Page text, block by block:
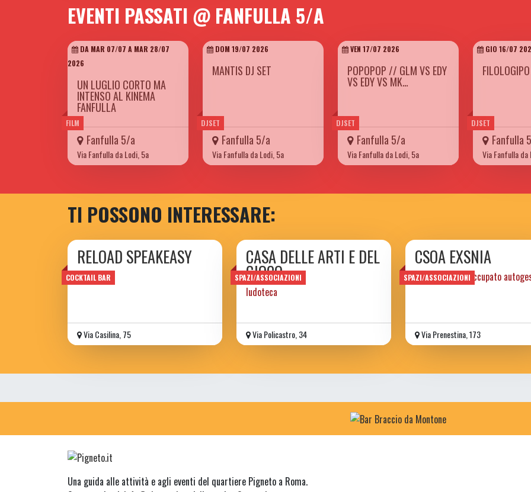
EVENTI PASSATI @ FANFULLA 5/A
FILM
DA MAR 07/07 A MAR 28/07
2026
UN LUGLIO CORTO MA
INTENSO AL KINEMA
FANFULLA
Fanfulla 5/a
Via Fanfulla da Lodi, 5a
DJSET
DOM 19/07 2026
MANTIS DJ SET
Fanfulla 5/a
Via Fanfulla da Lodi, 5a
DJSET
VEN 17/07 2026
POPOPOP // GLM VS EDY
VS EDY VS MK…
Fanfulla 5/a
Via Fanfulla da Lodi, 5a
DJSET
GIO 16/07
Fanfulla
Via Fanfulla da
TI POSSONO INTERESSARE:
COCKTAIL BAR
RELOAD SPEAKEASY
Via Casilina, 75
SPAZI/ASSOCIAZIONI
CASA DELLE ARTI E DEL
GIOCO
ludoteca
Via Policastro, 34
SPAZI/ASSOCIAZIONI
CSOA EXSNIA
centro sociale occupato
Via Prenestina, 173
Una guida alle attività e agli eventi del quartiere Pigneto a Roma.